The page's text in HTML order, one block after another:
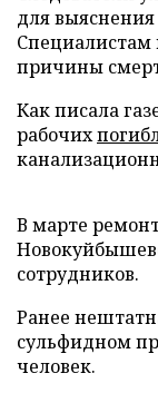
для выяснения
Специалистам
причины
Как писала
рабочих
В марте
сотрудников.
Ранее
сульфидном
человек.